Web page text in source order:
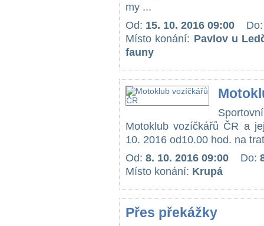
my ...
Od: 15. 10. 2016 09:00
Místo konání: Pavlov u
fauny
Motoklub vozíčkářů ČR a
10. 2016 od10.00 hod. na
Od: 8. 10. 2016 09:00 Do:
Místo konání: Krupá
Přes překážky